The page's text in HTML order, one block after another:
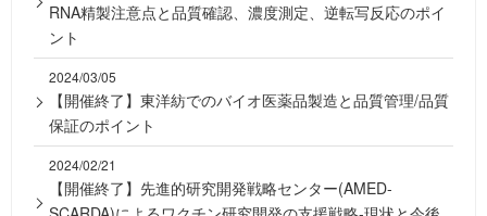
RNA精製注意点と品質確認、濃度測定、逆転写反応のポイ
ント
2024/03/05
【開催終了】東洋紡でのバイオ医薬品製造と品質管理/品質
保証のポイント
2024/02/21
【開催終了】先進的研究開発戦略センター(AMED-